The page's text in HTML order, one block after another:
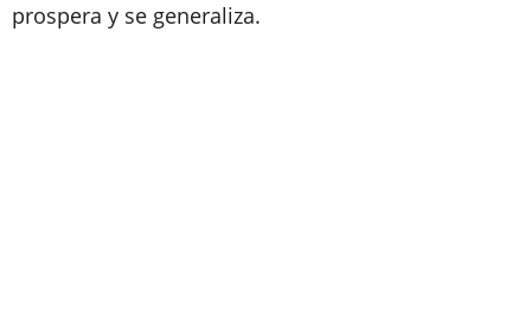
prospera y se generaliza.